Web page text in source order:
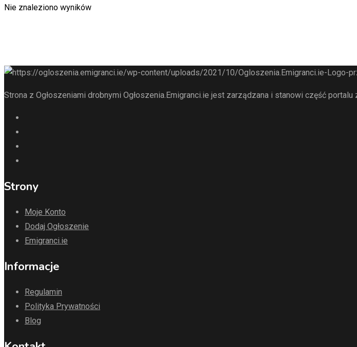
Nie znaleziono wyników
Strona z Ogłoszeniami drobnymi Ogłoszenia.Emigranci.ie jest zarządzana i stanowi część
Strony
Moje Konto
Dodaj Ogłoszenie
Emigranci.ie
Informacje
Regulamin
Polityka Prywatności
Blog